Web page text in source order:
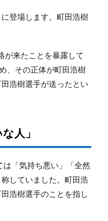
登場します。町田浩樹
が来たことを暴露して
、その正体が町田浩樹
浩樹選手が送ったとい
人」
「気持ち悪い」「全然
していました。町田浩
浩樹選手のことを指し